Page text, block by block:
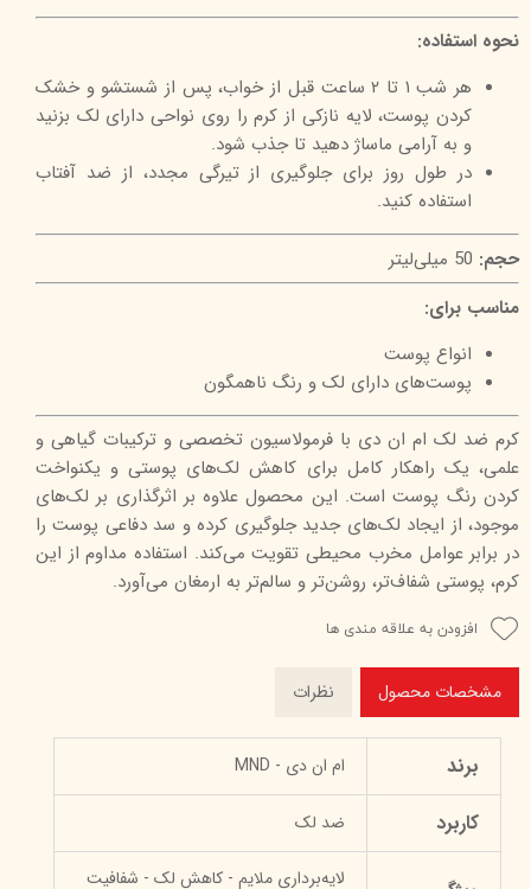
نحوه استفاده:
هر شب ۱ تا ۲ ساعت قبل از خواب، پس از شستشو و خشک
کردن پوست، لایه نازکی از کرم را روی نواحی دارای لک بزنید
و به آرامی ماساژ دهید تا جذب شود.
در طول روز برای جلوگیری از تیرگی مجدد، از ضد آفتاب
استفاده کنید.
حجم: 50 میلی‌لیتر
مناسب برای:
انواع پوست
پوست‌های دارای لک و رنگ ناهمگون
کرم ضد لک ام ان دی با فرمولاسیون تخصصی و ترکیبات گیاهی و
علمی، یک راهکار کامل برای کاهش لک‌های پوستی و یکنواخت
کردن رنگ پوست است. این محصول علاوه بر اثرگذاری بر لک‌های
موجود، از ایجاد لک‌های جدید جلوگیری کرده و سد دفاعی پوست را
در برابر عوامل مخرب محیطی تقویت می‌کند. استفاده مداوم از این
کرم، پوستی شفاف‌تر، روشن‌تر و سالم‌تر به ارمغان می‌آورد.
افزودن به علاقه مندی ها
مشخصات محصول نظرات
برند ام ان دی - MND
کاربرد ضد لک
لایه‌برداری ملایم - کاهش لک - شفافیت